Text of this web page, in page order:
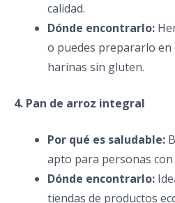
calidad.
Dónde encontrarlo:
o puedes prepararlo en
harinas sin gluten.
4. Pan de arroz integral
Por qué es saludable:
apto para personas
Dónde encontrarlo:
tiendas de productos